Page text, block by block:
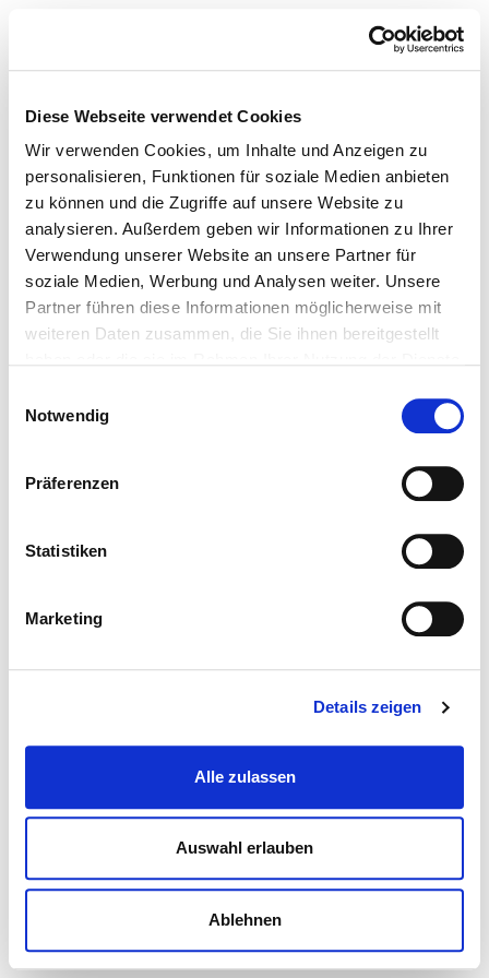
Diese Webseite verwendet Cookies
Wir verwenden Cookies, um Inhalte und Anzeigen zu
personalisieren, Funktionen für soziale Medien anbieten
zu können und die Zugriffe auf unsere Website zu
analysieren. Außerdem geben wir Informationen zu Ihrer
Verwendung unserer Website an unsere Partner für
soziale Medien, Werbung und Analysen weiter. Unsere
Partner führen diese Informationen möglicherweise mit
weiteren Daten zusammen, die Sie ihnen bereitgestellt
Notwendig
Präferenzen
Statistiken
Marketing
Details zeigen
Alle zulassen
Auswahl erlauben
Ablehnen